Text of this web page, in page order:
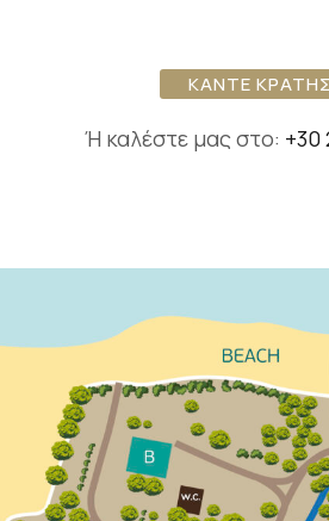
ΚΑΝΤΕ
Ή καλέστε μας στο: +30